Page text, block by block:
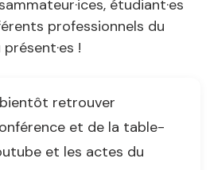
étudiant·es
professionnels du
!
retrouver
et de la table-
et les actes du